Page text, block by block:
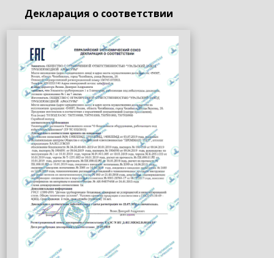
Декларация о соответствии